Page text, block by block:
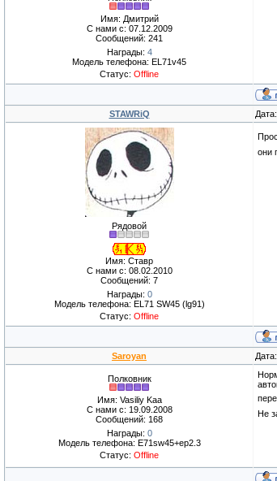
Имя: Дмитрий
С нами с: 07.12.2009
Сообщений: 241
Награды: 4
Модель телефона: EL71v45
Статус: Offline
STAWRiQ
Рядовой
Имя: Ставр
С нами с: 08.02.2010
Сообщений: 7
Награды: 0
Модель телефона: EL71 SW45 (lg91)
Статус: Offline
они
Saroyan
Полковник
Имя: Vasiliy Kaa
С нами с: 19.09.2008
Сообщений: 168
Награды: 0
Модель телефона: E71sw45+ep2.3
Статус: Offline
Не